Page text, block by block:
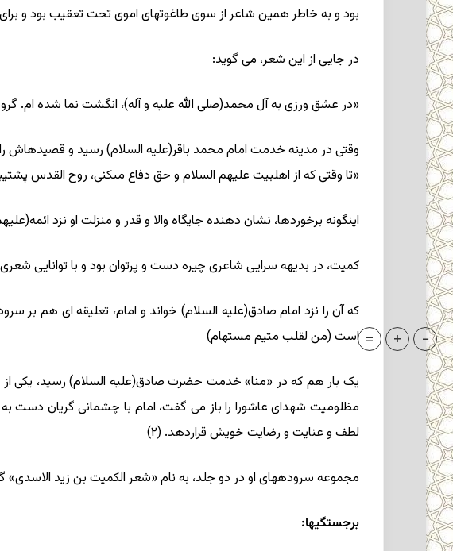
بود و به خاطر همین شاعر از سوى طاغوتهاى اموى تحت تعقیب بود و
در جایى از این شعر، مى ‏گوید:
«در عشق‏ ورزى به آل ‏محمد(صلی الله علیه و آله)، انگشت ‏نما شده ‏ام.
وقتى در مدینه خدمت امام محمد باقر(علیه السلام) رسید و قصیده‏اش
«تا وقتى که از اهل‏بیت علیهم السلام و حق دفاع مى‏کنى، روح ‏القدس
اینگونه برخوردها، نشان‏ دهنده جایگاه والا و قدر و منزلت او نزد
کمیت، در بدیهه ‏سرایى شاعرى چیره ‏دست و پرتوان بود و با توانایى
است (من لقلب متیم مستهام)
یک ‏بار هم که در «منا» خدمت‏ حضرت صادق(علیه السلام) رسید، یکى
مظلومیت ‏شهداى عاشورا را باز مى‏ گفت، امام با چشمانى گریان دست
لطف و عنایت و رضایت‏ خویش قراردهد. (۲)
مجموعه سروده‏هاى او در دو جلد، به نام «شعر الکمیت ‏بن زید
برجستگیها:
-
+
=